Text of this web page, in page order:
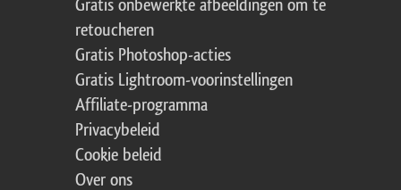
Gratis onbewerkte afbeeldingen om te
retoucheren
Gratis Photoshop-acties
Gratis Lightroom-voorinstellingen
Affiliate-programma
Privacybeleid
Cookie beleid
Over ons